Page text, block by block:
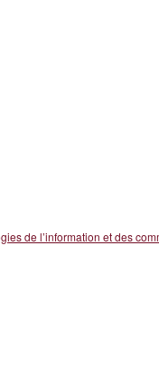
de l’information et des